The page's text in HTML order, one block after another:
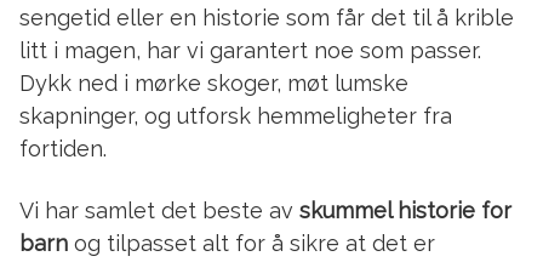
sengetid eller en historie som får det til å krible
litt i magen, har vi garantert noe som passer.
Dykk ned i mørke skoger, møt lumske
skapninger, og utforsk hemmeligheter fra
fortiden.
Vi har samlet det beste av skummel historie for
barn og tilpasset alt for å sikre at det er